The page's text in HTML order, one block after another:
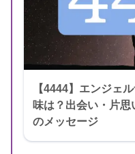
【4444】エンジェ
味は？出会い・片
のメッセージ